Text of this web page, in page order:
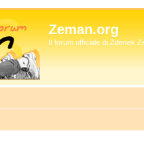
Zeman.org
Il forum ufficiale di Zdenek